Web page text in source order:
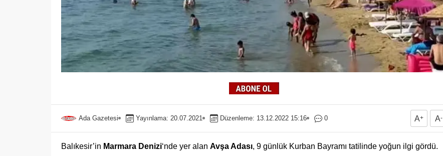
Ada Gazetesi Yayınlama: 20.07.2021 Düzenleme: 13.12.2022 15:16 0 A+ A-
Balıkesir’in Marmara Denizi‘nde yer alan Avşa Adası, 9 günlük Kurban Bayramı tatilinde yoğun ilgi gördü.